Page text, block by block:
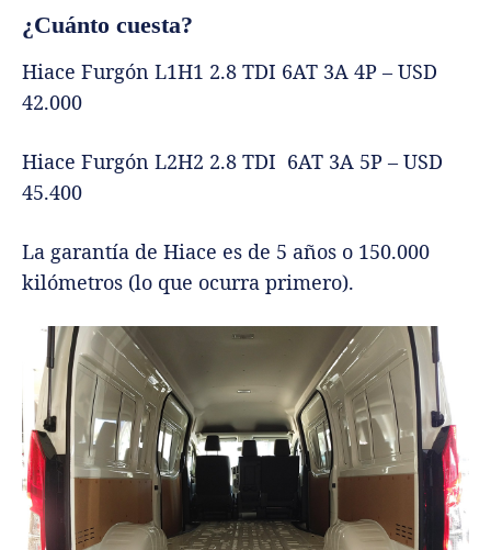
¿Cuánto cuesta?
Hiace Furgón L1H1 2.8 TDI 6AT 3A 4P – USD
42.000
Hiace Furgón L2H2 2.8 TDI 6AT 3A 5P – USD
45.400
La garantía de Hiace es de 5 años o 150.000
kilómetros (lo que ocurra primero).